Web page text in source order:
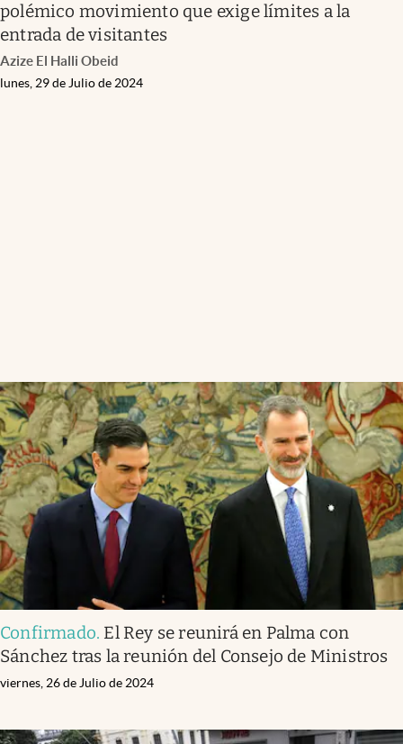
polémico movimiento que exige límites a la
entrada de visitantes
Azize El Halli Obeid
lunes, 29 de Julio de 2024
Confirmado. El Rey se reunirá en Palma con
Sánchez tras la reunión del Consejo de Ministros
viernes, 26 de Julio de 2024